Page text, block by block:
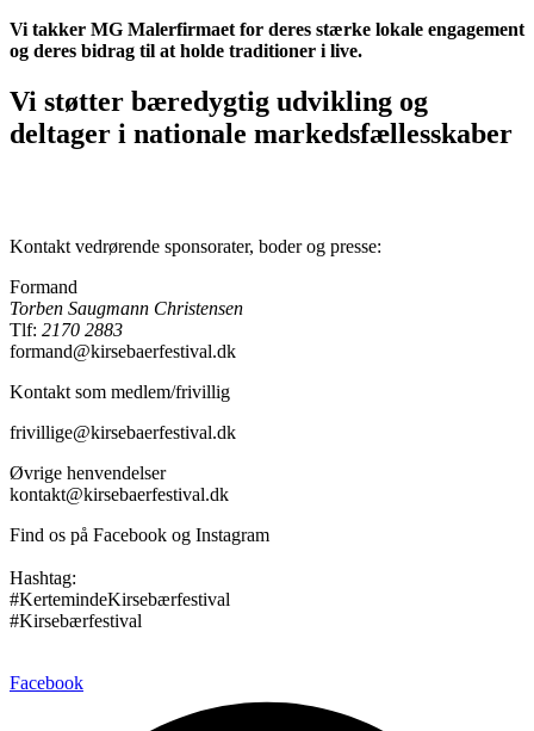
Vi takker MG Malerfirmaet for deres stærke lokale engagement
og deres bidrag til at holde traditioner i live.
Vi støtter bæredygtig udvikling og
deltager i nationale markedsfællesskaber
Kontakt vedrørende sponsorater, boder og presse:
Formand
Torben Saugmann Christensen
Tlf: 2170 2883
formand@kirsebaerfestival.dk
Kontakt som medlem/frivillig
frivillige@kirsebaerfestival.dk
Øvrige henvendelser
kontakt@kirsebaerfestival.dk
Find os på Facebook og Instagram
Hashtag:
#KertemindeKirsebærfestival
#Kirsebærfestival
Facebook